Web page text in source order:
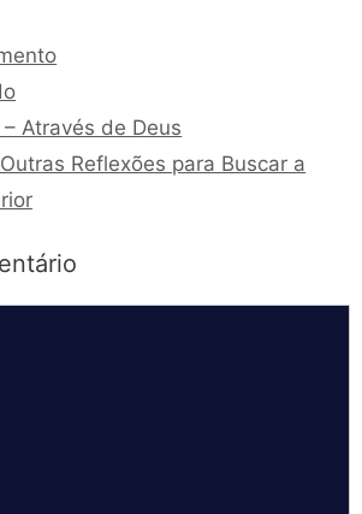
Através de Deus
Reflexões para Buscar a